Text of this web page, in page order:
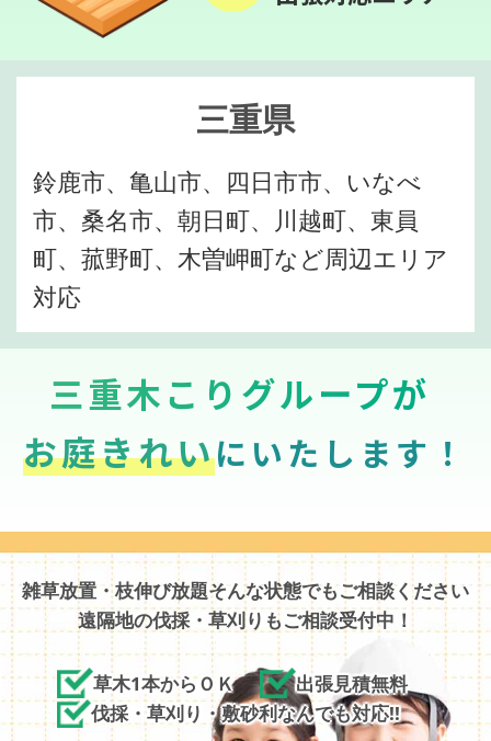
三重県
鈴鹿市、亀山市、四日市市、いなべ
市、桑名市、朝日町、川越町、東員
町、菰野町、木曽岬町など周辺エリア
対応
三重木こりグループが
お庭きれいにいたします！
雑草放置・枝伸び放題そんな状態でもご相談ください
遠隔地の伐採・草刈りもご相談受付中！
草木1本からＯＫ
出張見積無料
伐採・草刈り・敷砂利なんでも対応!!